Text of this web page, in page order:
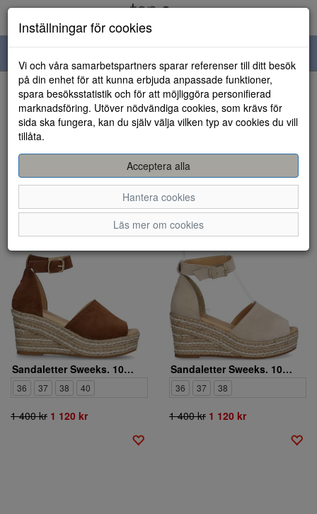
navigation
Visa filter
Sweeks (10 artiklar)
Sandaletter Sweeks. 1053863
36 37 38 40
1 400 kr 1 120 kr
Sandaletter Sweeks. 1053760
36 37 38
1 400 kr 1 120 kr
Inställningar för cookies
Vi och våra samarbetspartners sparar referenser till ditt besök
på din enhet för att kunna erbjuda anpassade funktioner,
spara besöksstatistik och för att möjliggöra personifierad
marknadsföring. Utöver nödvändiga cookies, som krävs för
sida ska fungera, kan du själv välja vilken typ av cookies du vill
tillåta.
Acceptera alla
Hantera cookies
Läs mer om cookies